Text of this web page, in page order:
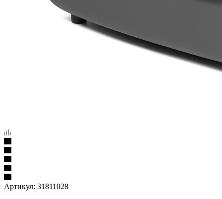
Артикул: 31811028